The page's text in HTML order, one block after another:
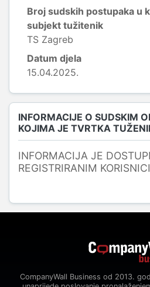
Broj sudskih postupaka u
subjekt tužitenik
TS Zagreb
Datum djela
15.04.2025.
INFORMACIJE O SUDSKIM
KOJIMA JE TVRTKA
INFORMACIJA JE
REGISTRIRANIM
CompanyWall Business od 2013.